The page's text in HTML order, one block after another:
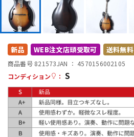
DTM オンライン納品
配信/ライブ機器
中古
新品 WEB注文店頭受取可 送料無料
商品番号 821573JAN ： 4570156002105
コンディション
： S